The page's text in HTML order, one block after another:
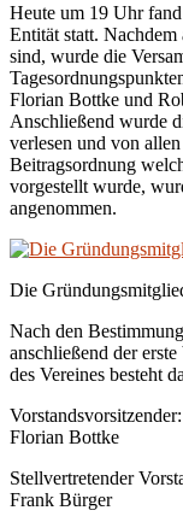
Heute um 19 Uhr
Entität statt.
sind, wurde die
Florian Bottke und
Anschließend wurde
verlesen und von
Beitragsordnung
vorgestellt wurde,
angenommen.
Die
Nach den
anschließend der
des Vereines besteht
Vorstandsvorsitzender:
Florian Bottke
Stellvertretender
Frank Bürger